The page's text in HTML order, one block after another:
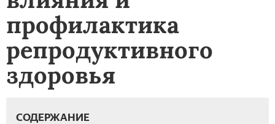
профилактика
репродуктивного
здоровья
СОДЕРЖАНИЕ